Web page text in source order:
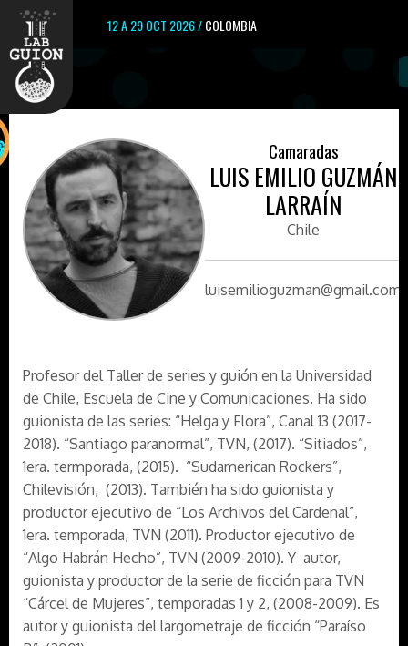
12 A 29 OCT 2026 /COLOMBIA
Camaradas
LUIS EMILIO GUZMÁN
LARRAÍN
Chile
luisemilioguzman@gmail.com
Profesor del Taller de series y guión en la Universidad
de Chile, Escuela de Cine y Comunicaciones. Ha sido
guionista de las series: “Helga y Flora”, Canal 13 (2017-
2018). “Santiago paranormal”, TVN, (2017). “Sitiados”,
1era. termporada, (2015). “Sudamerican Rockers”,
Chilevisión, (2013). También ha sido guionista y
productor ejecutivo de “Los Archivos del Cardenal”,
1era. temporada, TVN (2011). Productor ejecutivo de
“Algo Habrán Hecho”, TVN (2009-2010). Y autor,
guionista y productor de la serie de ficción para TVN
“Cárcel de Mujeres”, temporadas 1 y 2, (2008-2009). Es
autor y guionista del largometraje de ficción “Paraíso